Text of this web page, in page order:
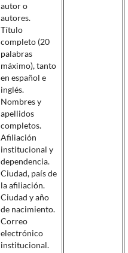
autor o
autores.
Título
completo (20
palabras
máximo), tanto
en español e
inglés.
Nombres y
apellidos
completos.
Afiliación
institucional y
dependencia.
Ciudad, país de
la afiliación.
Ciudad y año
de nacimiento.
Correo
electrónico
institucional.